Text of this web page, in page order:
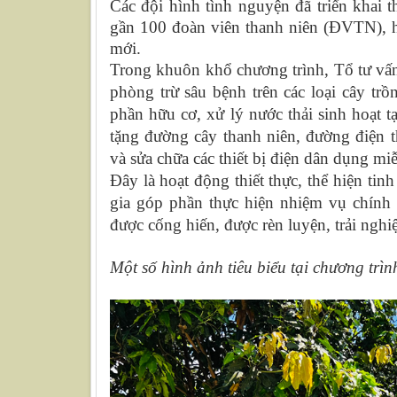
Các đội hình tình nguyện đã triển khai
gần 100 đoàn viên thanh niên (ĐVTN),
mới.
Trong khuôn khổ chương trình, Tổ tư
phòng trừ sâu bệnh trên các loại cây
phần hữu cơ, xử lý nước thải sinh hoạt
tặng đường cây thanh niên, đường điện
và sửa chữa các thiết bị điện dân dụng
Đây là hoạt động thiết thực, thể hiện
gia góp phần thực hiện nhiệm vụ
được cống hiến, được rèn luyện, trải
Một số hình ảnh tiêu biểu tại chương